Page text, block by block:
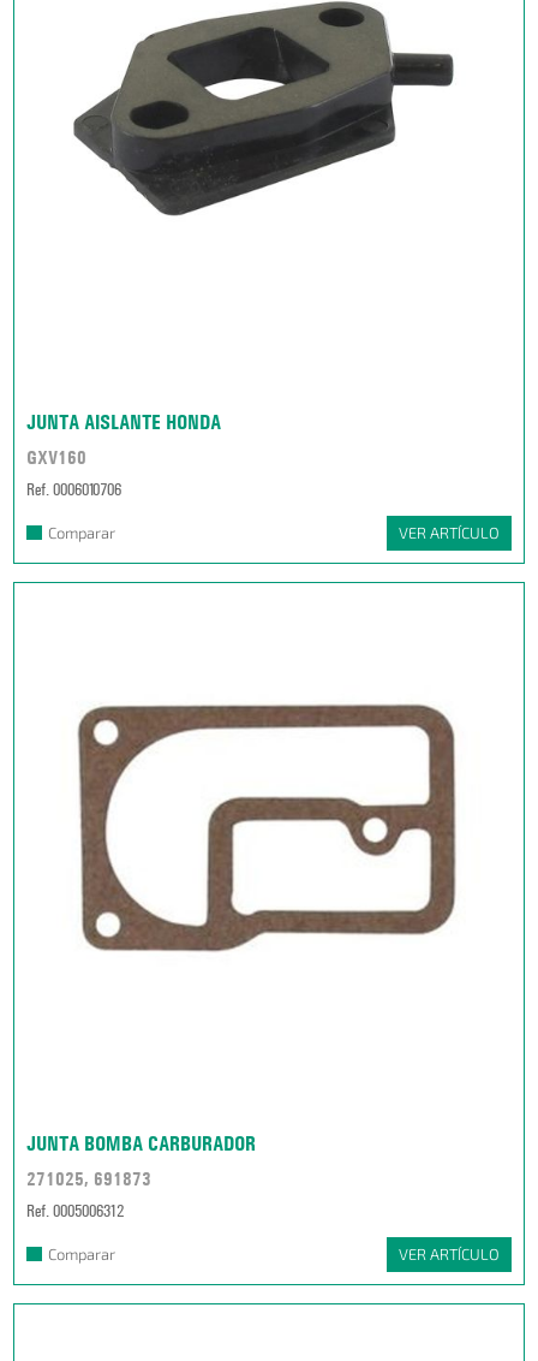
JUNTA AISLANTE HONDA
GXV160
Ref. 0006010706
Comparar VER ARTÍCULO
JUNTA BOMBA CARBURADOR
271025, 691873
Ref. 0005006312
Comparar VER ARTÍCULO